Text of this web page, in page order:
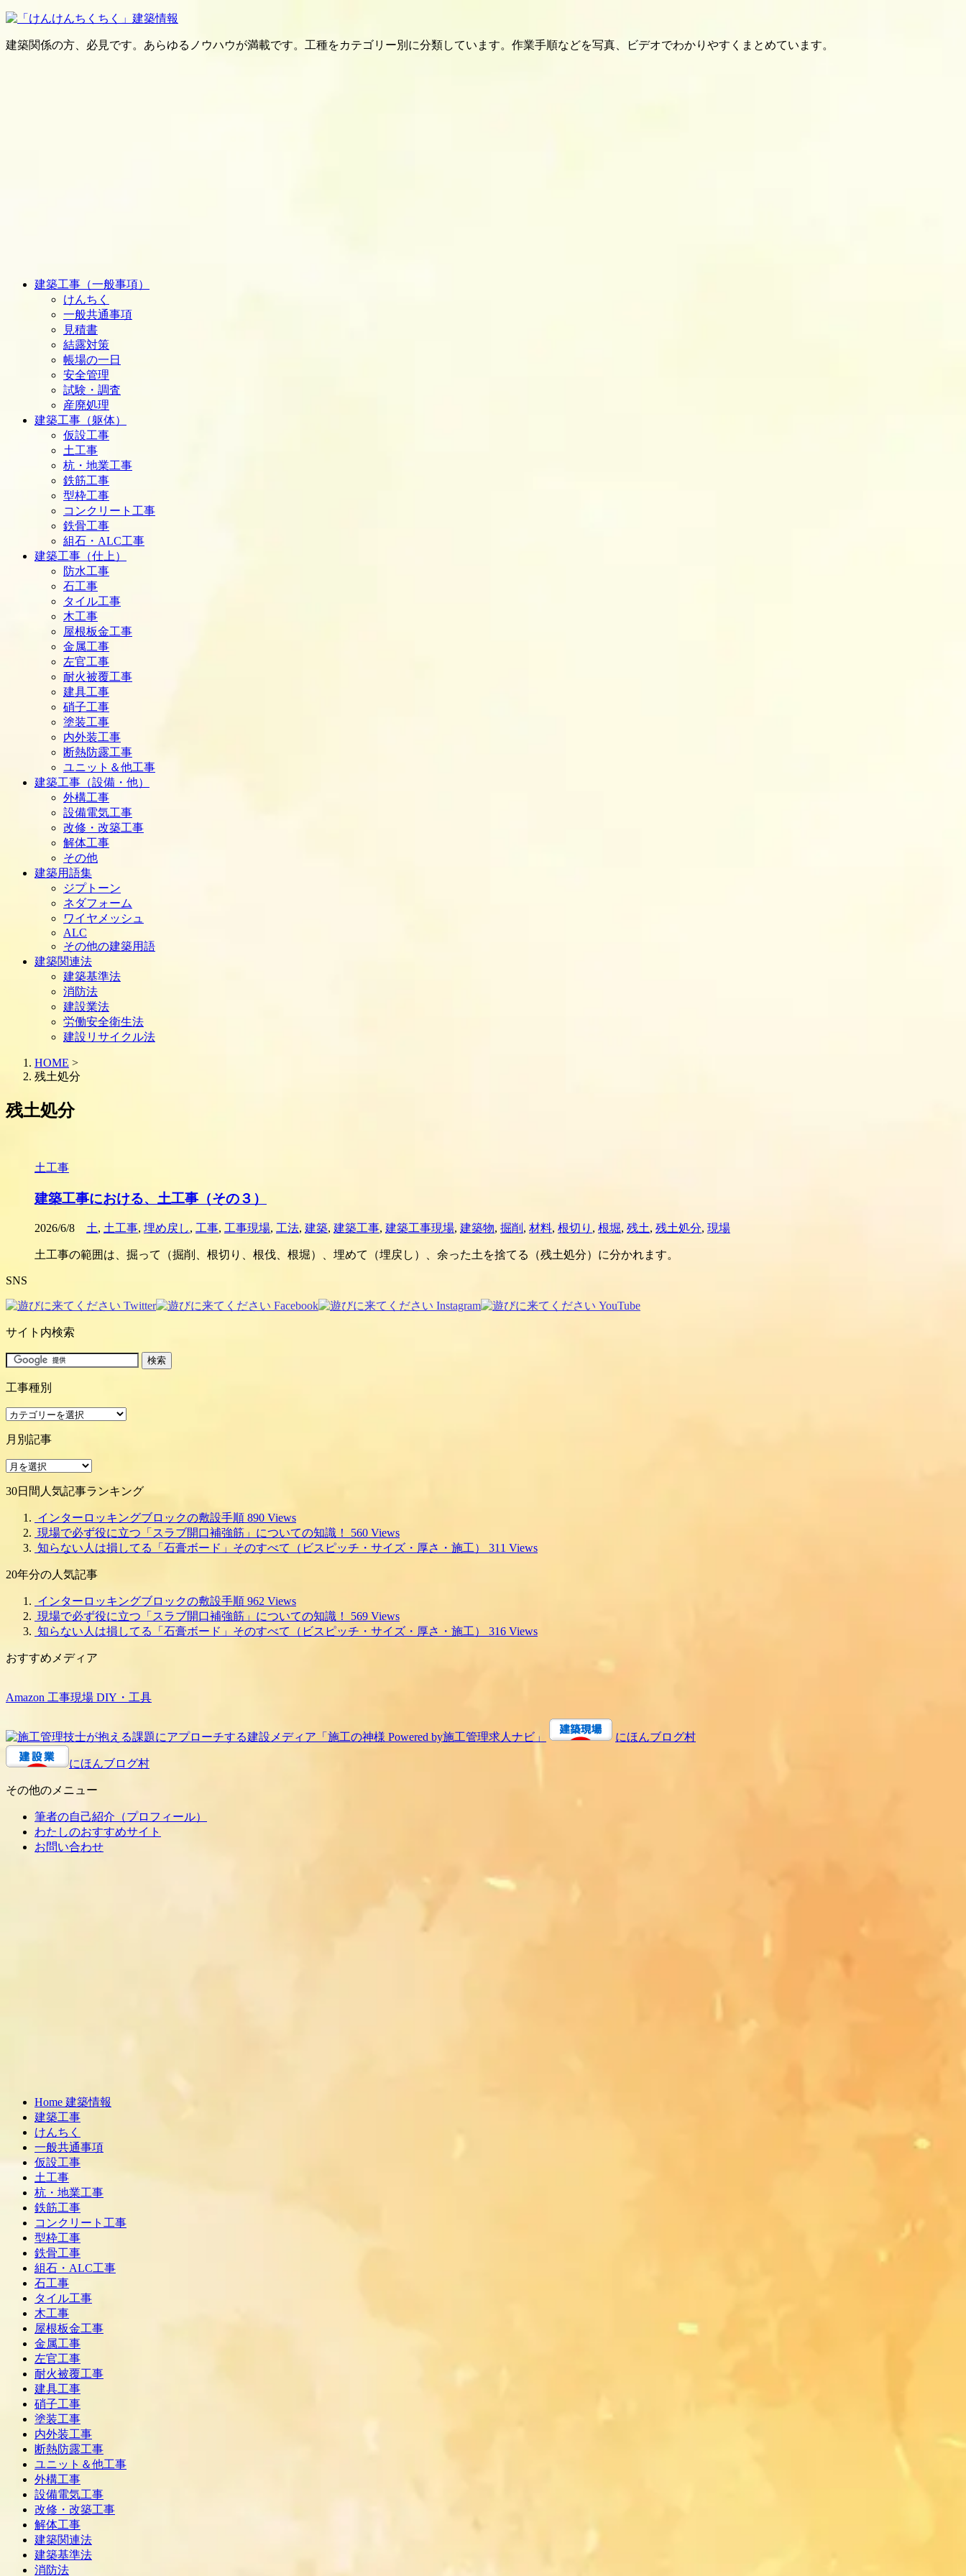
建築関係の方、必見です。あらゆるノウハウが満載です。工種をカテゴリー別に分類しています。作業手順などを写真、ビデオでわかりやすくまとめています。
建築工事（一般事項）
けんちく
一般共通事項
見積書
結露対策
帳場の一日
安全管理
試験・調査
産廃処理
建築工事（躯体）
仮設工事
土工事
杭・地業工事
鉄筋工事
型枠工事
コンクリート工事
鉄骨工事
組石・ALC工事
建築工事（仕上）
防水工事
石工事
タイル工事
木工事
屋根板金工事
金属工事
左官工事
耐火被覆工事
建具工事
硝子工事
塗装工事
内外装工事
断熱防露工事
ユニット＆他工事
建築工事（設備・他）
外構工事
設備電気工事
改修・改築工事
解体工事
その他
建築用語集
ジプトーン
ネダフォーム
ワイヤメッシュ
ALC
その他の建築用語
建築関連法
建築基準法
消防法
建設業法
労働安全衛生法
建設リサイクル法
HOME >
残土処分
残土処分
土工事
建築工事における、土工事（その３）
2026/6/8 土, 土工事, 埋め戻し, 工事, 工事現場, 工法, 建築, 建築工事, 建築工事現場, 建築物, 掘削 , 材料, 根切り , 根堀, 残土, 残土処分, 現場
土工事の範囲は、掘って（掘削、根切り、根伐、根堀）、埋めて（埋戻し）、余った土を捨てる（残土処分）に分かれます。
SNS
サイト内検索
工事種別
工
種
別
月別記事
月
記
30日間人気記事ランキング
インターロッキングブロックの敷設手順 890 Views
現場で必ず役に立つ「スラブ開口補強筋」についての知識！
560 Views
知らない人は損してる「石膏ボード」そのすべて（ビスピッチ・サイズ・厚さ・施工）
311 Views
20年分の人気記事
インターロッキングブロックの敷設手順 962 Views
現場で必ず役に立つ「スラブ開口補強筋」についての知識！
569 Views
知らない人は損してる「石膏ボード」そのすべて（ビスピッチ・サイズ・厚さ・施工）
316 Views
おすすめメディア
Amazon 工事現場 DIY・工具
にほんブログ村
にほんブログ村
その他のメニュー
筆者の自己紹介（プロフィール）
わたしのおすすめサイト
お問い合わせ
Home 建築情報
建築工事
けんちく
一般共通事項
仮設工事
土工事
杭・地業工事
鉄筋工事
コンクリート工事
型枠工事
鉄骨工事
組石・ALC工事
石工事
タイル工事
木工事
屋根板金工事
金属工事
左官工事
耐火被覆工事
建具工事
硝子工事
塗装工事
内外装工事
断熱防露工事
ユニット＆他工事
外構工事
設備電気工事
改修・改築工事
解体工事
建築関連法
建築基準法
消防法